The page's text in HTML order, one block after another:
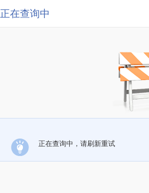
正在查询中
正在查询中，请刷新重试